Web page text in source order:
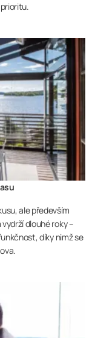
ale především
dlouhé roky –
díky nimž se